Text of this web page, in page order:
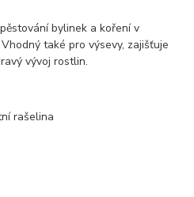
bylinek a koření v
také pro výsevy, zajišťuje
vývoj rostlin.
rašelina